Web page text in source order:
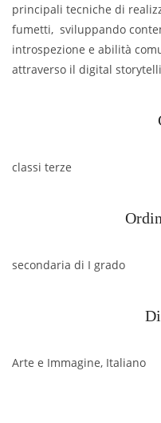
principali tecniche di
fumetti, sviluppando
introspezione e abilità
attraverso il digital
classi terze
secondaria di I grado
Arte e Immagine, Italiano